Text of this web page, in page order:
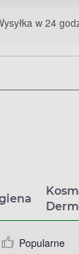
w 24
Popularne